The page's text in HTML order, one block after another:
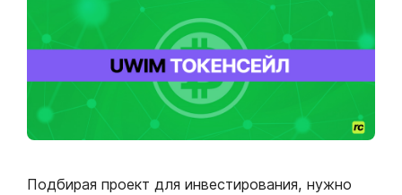
Подбирая проект для инвестирования, нужно